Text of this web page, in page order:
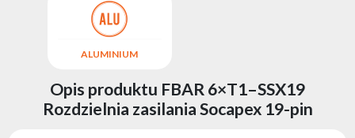
ALUMINIUM
Opis produktu FBAR 6×T1–SSX19
Rozdzielnia zasilania Socapex 19-pin